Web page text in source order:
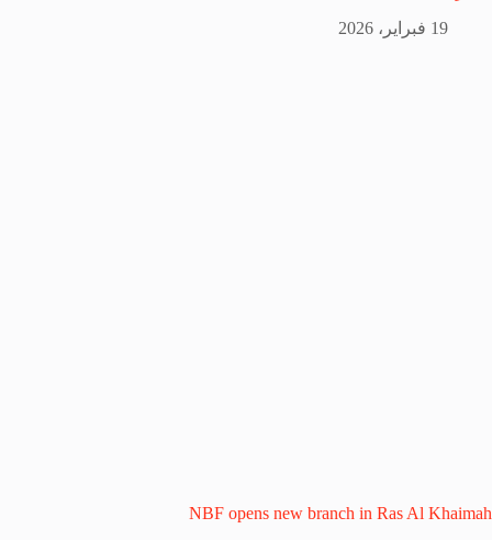
19 فبراير، 2026
NBF opens new branch in Ras Al Khaimah